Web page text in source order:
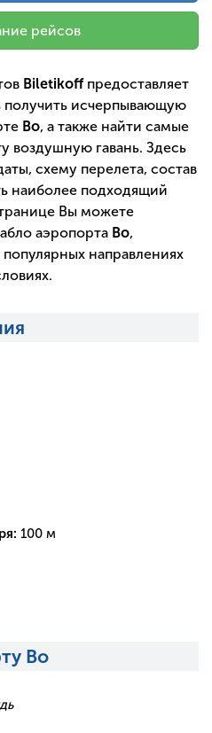
рейсов
Biletikoffпредоставляет
исчерпывающую
Bo, а также найти самые
воздушную гавань. Здесь
схему перелета, состав
наиболее подходящий
Вы можете
аэропорта Bo,
направлениях
100 м
Bo